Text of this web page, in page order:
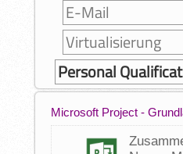
E-Mail
Virtualisierung
Personal
Microsoft Project -